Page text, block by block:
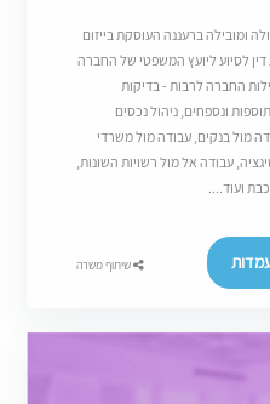
ומובילה ברעננה העוסקת בייזום
לסיוע ליועץ המשפטי של החברה
החברה לרבות - בדיקות
ונספחים, ניהול נכסים
מול בנקים, עבודה מול משרדי
עבודה אל מול רשויות השונות,
ועוד....
שיתוף משרה